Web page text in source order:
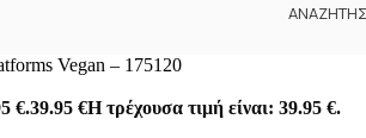
Vegan – 175120
€.39.95 €Η τρέχουσα τιμή είναι: 39.95 €.